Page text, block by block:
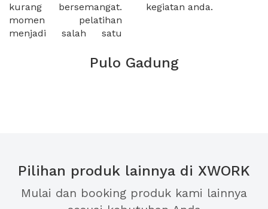
kurang bersemangat.
momen pelatihan
menjadi salah satu
kegiatan anda.
Pulo Gadung
Pilihan produk lainnya di XWORK
Mulai dan booking produk kami lainnya